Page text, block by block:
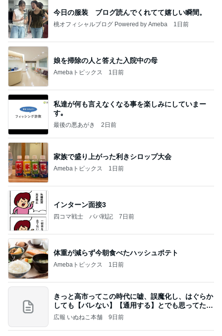
今日の服装 ブログ読んでくれてて嬉しい瞬間。
桃オフィシャルブログ Powered by Ameba 1日前
娘を掃除の人と答えた入院中の母
Amebaトピックス 1日前
私達が何も言えなくなる事を楽しみにしていまー
す｡
最後の悪あがき 2日前
家族で盛り上がった利きシロップ大会
Amebaトピックス 1日前
インターン面接3
四コマ戦士 パパ戦記 7日前
体重が減らず今朝食べたハッシュポテト
Amebaトピックス 1日前
きっと高市ってこの時代に嘘、誤魔化し、はぐらか
しても【バレない】【通用する】とでも思ってたん
だろ
広報 いぬねこ本舗 9日前